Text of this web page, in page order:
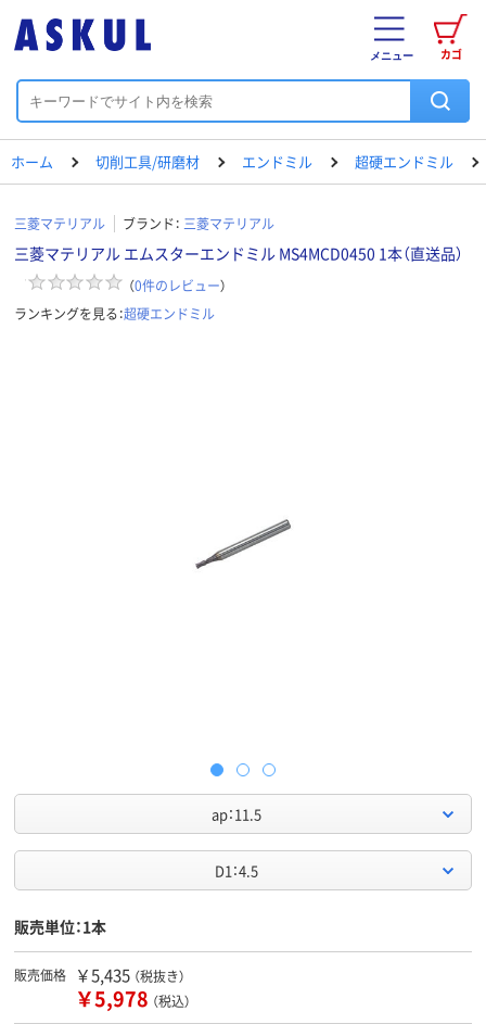
カゴ
メニュー
ホーム 切削工具/研磨材 エンドミル 超硬エンドミル
三菱マテリアル ブランド： 三菱マテリアル
三菱マテリアル エムスターエンドミル MS4MCD0450 1本（直送品）
（0件のレビュー）
ランキングを見る：超硬エンドミル
ap：11.5
D1：4.5
販売単位：1本
販売価格 ￥5,435 （税抜き）
￥5,978 （税込）